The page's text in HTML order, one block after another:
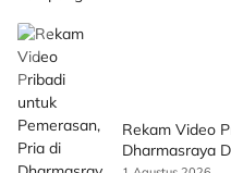
Rekam Video
Dharmasraya